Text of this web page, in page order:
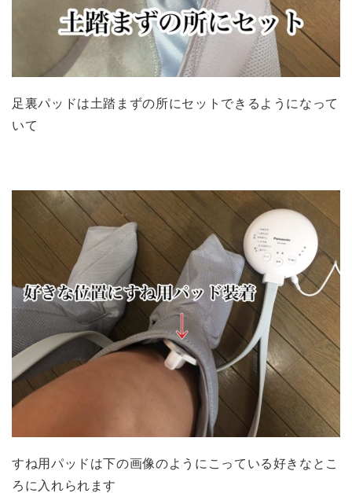
足裏パッドは土踏まずの所にセットできるようになって
いて
すね用パッドは下の画像のようにこっている好きなとこ
ろに入れられます